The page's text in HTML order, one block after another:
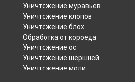
Уничтожение муравьев
Уничтожение клопов
Уничтожение блох
Обработка от короеда
Уничтожение ос
Уничтожение шершней
Уничтожение моли